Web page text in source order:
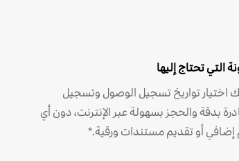
التي تحتاج إليها
اختيار تواريخ تسجيل الوصول وتسجيل
بدقة والحجز بسهولة عبر الإنترنت، دون أي
إضافي أو تقديم مستندات ورقية.*